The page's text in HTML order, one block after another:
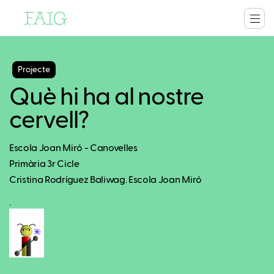
Projecte
Què hi ha al nostre
cervell?
Escola Joan Miró - Canovelles
Primària 3r Cicle
Cristina Rodríguez Baliwag. Escola Joan Miró
.